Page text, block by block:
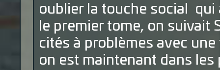
oublier la touche social qui
le premier tome, on suivait
cités à problèmes avec
on est maintenant dans